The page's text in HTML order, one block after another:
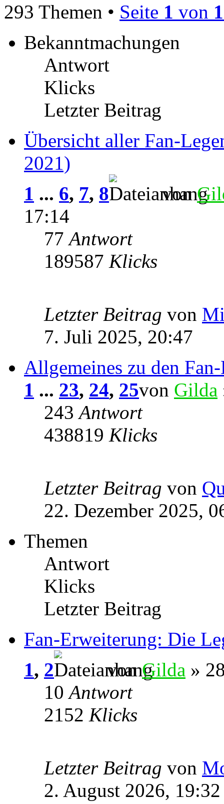
293 Themen • Seite 1 von
Bekanntmachungen
Antwort
Klicks
Letzter Beitrag
Übersicht aller Fan-
2021)
1 ... 6, 7, 8 von
17:14
77Antwort
189587 Klicks
Letzter Beitrag von
7. Juli 2025, 20:47
Allgemeines zu den
1 ... 23, 24, 25von Gilda
243Antwort
438819 Klicks
Letzter Beitrag von
22. Dezember 2025,
Themen
Antwort
Klicks
Letzter Beitrag
Fan-Erweiterung: Die
1, 2 vonGilda »
10Antwort
2152 Klicks
Letzter Beitrag von
2. August 2026, 19:32